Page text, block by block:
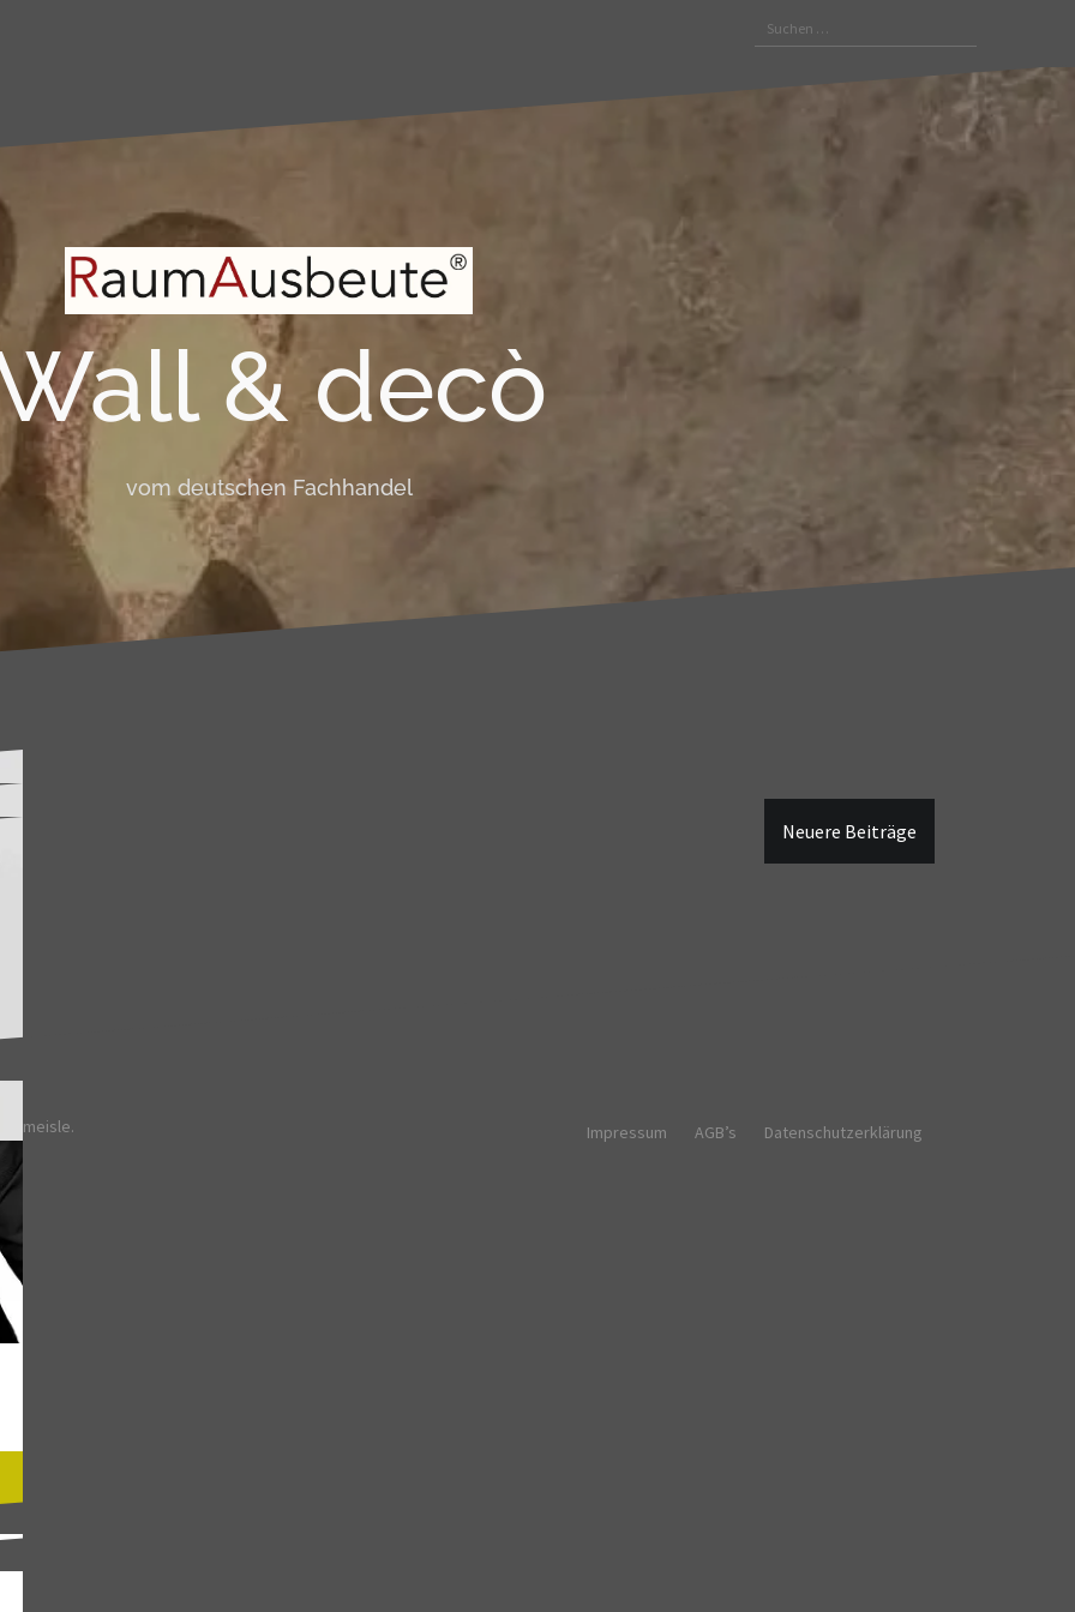
Suchen
nach:
& decò
vom deutschen Fachhandel
Neuere Beiträge
Impressum AGB’s Datenschutzerklärung